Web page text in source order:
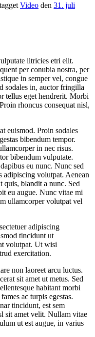
Video den 31. juli
iltricies etri elit.
per conubia nostra, per
in semper vel, congue
sodales in, auctor fringilla
tellus eget hendrerit. Morbi
rhoncus consequat nisl,
euismod. Proin sodales
bibendum tempor.
in nec risus.
bibendum vulputate.
eu nunc. Nunc sed
adipiscing volutpat. Aenean
quis, blandit a nunc. Sed
eu augue. Nunc vitae mi
ullamcorper volutpat vel
adipiscing
tincidunt ut
volutpat. Ut wisi
exercitation.
non laoreet arcu luctus.
sit amet ut metus. Sed
habitant morbi
ac turpis egestas.
tincidunt, est sem
sit amet velit. Nullam vitae
ut est augue, in varius